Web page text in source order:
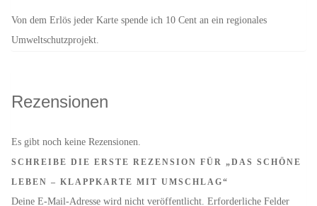
Von dem Erlös jeder Karte spende ich 10 Cent an ein regionales
Umweltschutzprojekt.
Rezensionen
Es gibt noch keine Rezensionen.
SCHREIBE DIE ERSTE REZENSION FÜR „DAS SCHÖNE
LEBEN – KLAPPKARTE MIT UMSCHLAG“
Deine E-Mail-Adresse wird nicht veröffentlicht. Erforderliche Felder